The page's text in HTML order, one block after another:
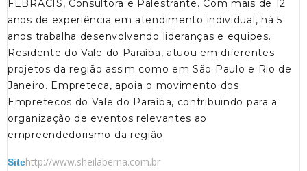
FEBRACIS, Consultora e Palestrante. Com mais de 12
anos de experiência em atendimento individual, há 5
anos trabalha desenvolvendo lideranças e equipes.
Residente do Vale do Paraíba, atuou em diferentes
projetos da região assim como em São Paulo e Rio de
Janeiro. Empreteca, apoia o movimento dos
Empretecos do Vale do Paraíba, contribuindo para a
organização de eventos relevantes ao
empreendedorismo da região.
Sitehttp://www.sheilaberna.com.br